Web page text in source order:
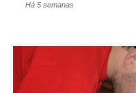
Há 5 semanas